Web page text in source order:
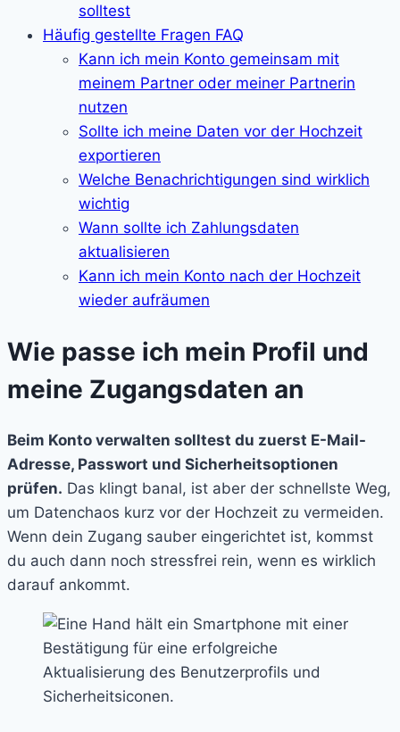
solltest
Häufig gestellte Fragen FAQ
Kann ich mein Konto gemeinsam mit
meinem Partner oder meiner Partnerin
nutzen
Sollte ich meine Daten vor der Hochzeit
exportieren
Welche Benachrichtigungen sind wirklich
wichtig
Wann sollte ich Zahlungsdaten
aktualisieren
Kann ich mein Konto nach der Hochzeit
wieder aufräumen
Wie passe ich mein Profil und
meine Zugangsdaten an
Beim Konto verwalten solltest du zuerst E-Mail-
Adresse, Passwort und Sicherheitsoptionen
prüfen. Das klingt banal, ist aber der schnellste Weg,
um Datenchaos kurz vor der Hochzeit zu vermeiden.
Wenn dein Zugang sauber eingerichtet ist, kommst
du auch dann noch stressfrei rein, wenn es wirklich
darauf ankommt.